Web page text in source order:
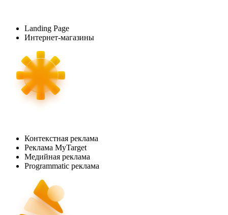
Landing Page
Интернет-магазины
Контекстная реклама
Реклама MyTarget
Медийная реклама
Programmatic реклама